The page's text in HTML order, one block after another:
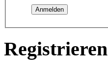
Registrieren